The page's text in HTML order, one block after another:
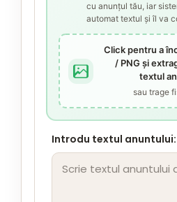
cu anunțul tău, iar
automat textul și îl va
Click pentru a
/ PNG și
textul
sau trage
Introdu textul anuntului: